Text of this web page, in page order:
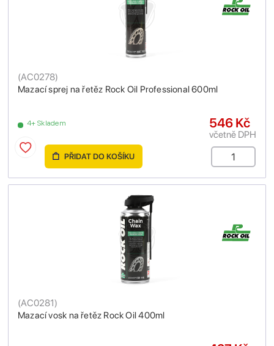
Mazací sprej na řetěz Rock Oil Professional 600ml
(AC0278)
4+ Skladem 546 Kč
včetně DPH
PŘIDAT DO KOŠÍKU
Mazací vosk na řetěz Rock Oil 400ml
(AC0281)